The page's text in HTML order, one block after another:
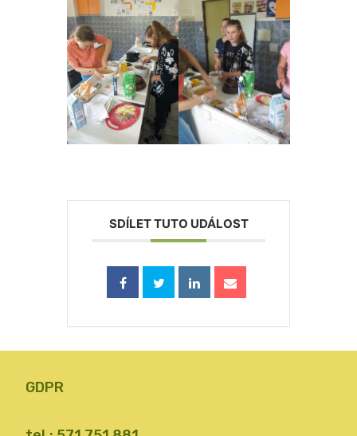
SDÍLET TUTO UDÁLOST
GDPR